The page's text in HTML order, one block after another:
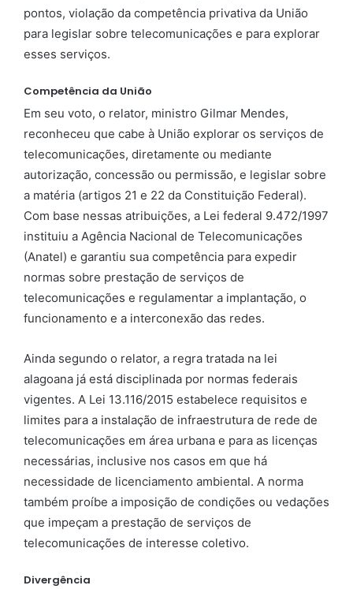
pontos, violação da competência privativa da União
para legislar sobre telecomunicações e para explorar
esses serviços.
Competência da União
Em seu voto, o relator, ministro Gilmar Mendes,
reconheceu que cabe à União explorar os serviços de
telecomunicações, diretamente ou mediante
autorização, concessão ou permissão, e legislar sobre
a matéria (artigos 21 e 22 da Constituição Federal).
Com base nessas atribuições, a Lei federal 9.472/1997
instituiu a Agência Nacional de Telecomunicações
(Anatel) e garantiu sua competência para expedir
normas sobre prestação de serviços de
telecomunicações e regulamentar a implantação, o
funcionamento e a interconexão das redes.
Ainda segundo o relator, a regra tratada na lei
alagoana já está disciplinada por normas federais
vigentes. A Lei 13.116/2015 estabelece requisitos e
limites para a instalação de infraestrutura de rede de
telecomunicações em área urbana e para as licenças
necessárias, inclusive nos casos em que há
necessidade de licenciamento ambiental. A norma
também proíbe a imposição de condições ou vedações
que impeçam a prestação de serviços de
telecomunicações de interesse coletivo.
Divergência